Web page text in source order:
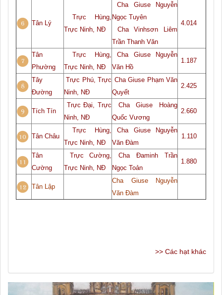
Tân Lý
Trực Hùng,
Trực Ninh, NĐ
Cha Giuse Nguyễn
Ngọc Tuyên
Cha Vinhsơn Liêm
Trần Thanh Văn
4.014
Tân
Phường
Trực Hùng,
Trực Ninh, NĐ
Cha Giuse Nguyễn
Văn Hồ
1.187
Tây
Đường
Trực Phú, Trực
Ninh, NĐ
Cha Giuse Phạm Văn
Quyết
2.425
Tích Tín
Trực Đại, Trực
Ninh, NĐ
Cha Giuse Hoàng
Quốc Vương
2.660
Tân Châu
Trực Hùng,
Trực Ninh, NĐ
Cha Giuse Nguyễn
Văn Đàm
1.110
Tân
Cường
Trực Cường,
Trực Ninh, NĐ
Cha Đaminh Trần
Ngọc Toản
1.880
Tân Lập
Cha Giuse Nguyễn
Văn Đàm
>> Các hạt khác